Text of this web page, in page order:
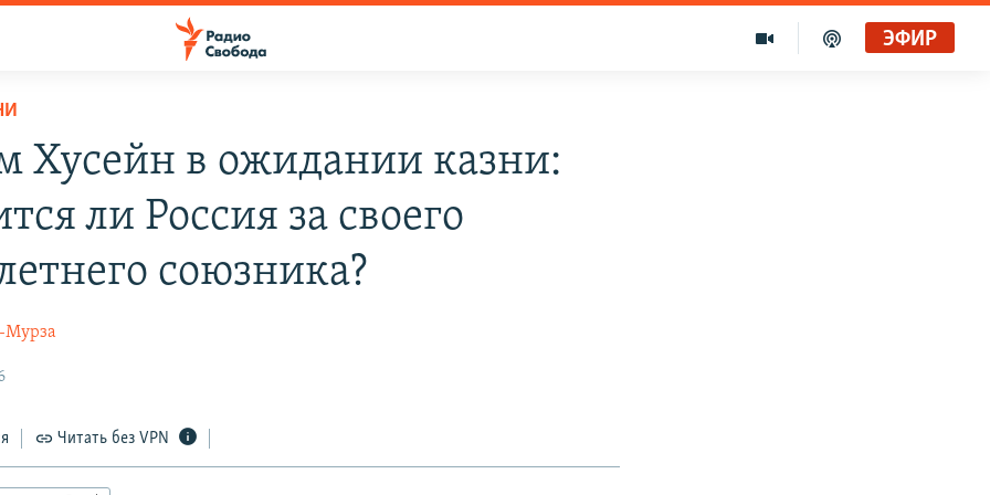
ЭФИР
Хусейн в ожидании казни:
ли Россия за своего
союзника?
Мурза
Читать без VPN